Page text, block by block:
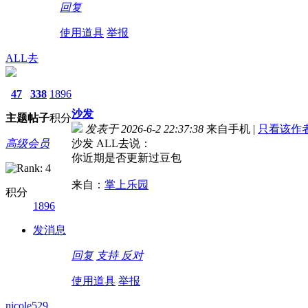
回复
使用道具 举报
ALL去
47
主题
338
帖子
1896
积分
高级会员
积分
1896
发消息
沙发
发表于 2026-6-2 22:37:38 来自手机 | 只看该作
沙发 ALL去说：
你近期是否更新过豆包
来自： 掌上乐园
回复 支持 反对
使用道具 举报
nicole529